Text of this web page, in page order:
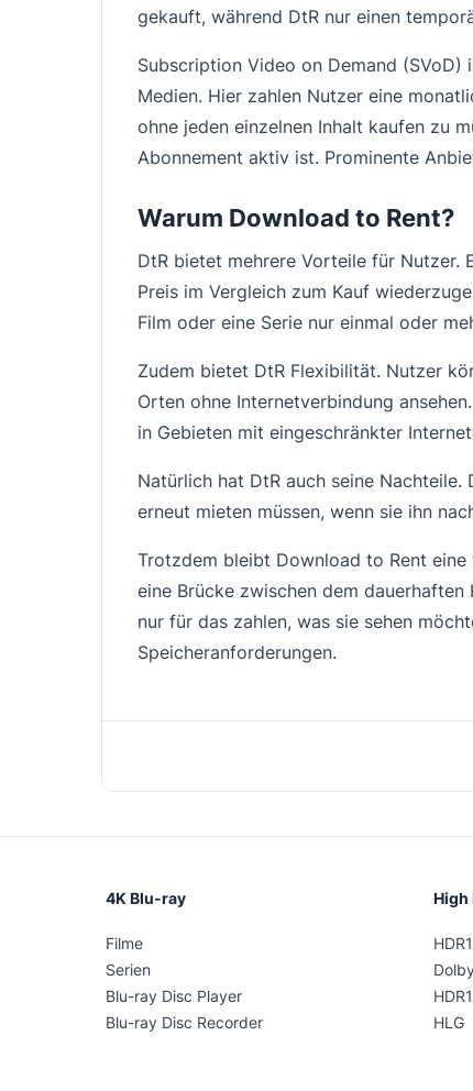
gekauft, während DtR nur einen
Subscription Video on Demand
Medien. Hier zahlen Nutzer eine
ohne jeden einzelnen Inhalt kaufen zu
Abonnement aktiv ist. Prominente
Warum Download to Rent?
DtR bietet mehrere Vorteile für Nutzer.
Preis im Vergleich zum Kauf
Film oder eine Serie nur einmal oder
Zudem bietet DtR Flexibilität. Nutzer
Orten ohne Internetverbindung
in Gebieten mit eingeschränkter
Natürlich hat DtR auch seine
erneut mieten müssen, wenn sie ihn
Trotzdem bleibt Download to Rent
eine Brücke zwischen dem
nur für das zahlen, was sie sehen
Speicheranforderungen.
4K Blu-ray
Filme
Serien
Blu-ray Disc Player
Blu-ray Disc Recorder
High
HLG